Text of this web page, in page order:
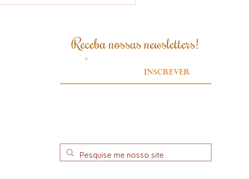
União EuropeiaReceba nossas newsletters!
Inscrever